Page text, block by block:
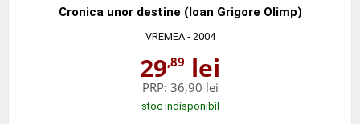
Cronica unor destine (Ioan Grigore Olimp)
VREMEA- 2004
29,89 lei
PRP: 36,90 lei
stoc indisponibil